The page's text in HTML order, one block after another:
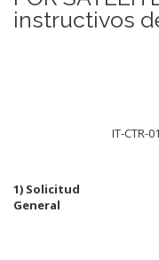
instructivos
1) Solicitud
General
IT-CTR-01